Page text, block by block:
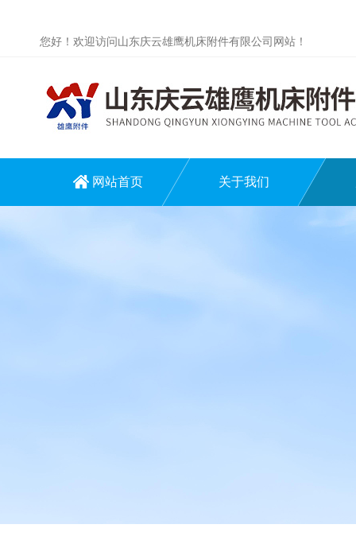
您好！欢迎访问山东庆云雄鹰机床附件有限公司网站！
网站首页 关于我们